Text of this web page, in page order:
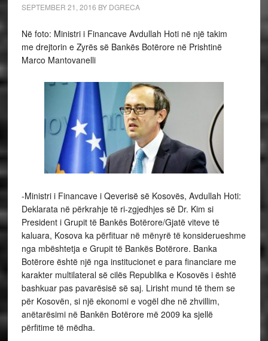
SEPTEMBER 21, 2016 BY DGRECA
Në foto: Ministri i Financave Avdullah Hoti në një takim
me drejtorin e Zyrës së Bankës Botërore në Prishtinë
Marco Mantovanelli
-Ministri i Financave i Qeverisë së Kosovës, Avdullah Hoti:
Deklarata në përkrahje të ri-zgjedhjes së Dr. Kim si
President i Grupit të Bankës Botërore/Gjatë viteve të
kaluara, Kosova ka përfituar në mënyrë të konsiderueshme
nga mbështetja e Grupit të Bankës Botërore. Banka
Botërore është një nga institucionet e para financiare me
karakter multilateral së cilës Republika e Kosovës i është
bashkuar pas pavarësisë së saj. Lirisht mund të them se
për Kosovën, si një ekonomi e vogël dhe në zhvillim,
anëtarësimi në Bankën Botërore më 2009 ka sjellë
përfitime të mëdha.